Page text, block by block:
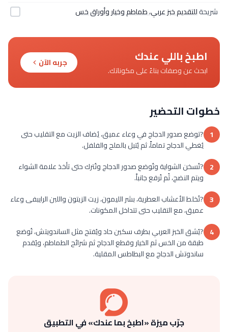
شريحةللتقديم خبز عربي، طماطم وخيار وأوراق خس
اطبخ باللي عندك
ابحث عن وصفات بناءً على مكوناتك.
جربه الآن
خطوات التحضير
1 ?توضع صدور الدجاج في وعاء عميق، يُضاف الزيت مع التقليب حتى
يُغطي الدجاج تماماً، ثم يُتبل بالملح والفلفل.
2 ?تُسخن الشواية وتُوضع صدور الدجاج وتُترك حتى تأخذ علامة الشواء
ويتم النضج، ثُم تُرفع جانباً.
3 ?تُخلط الأعشاب العطرية، بشر الليمون، زيت الزيتون واللبن الرايبفى وعاء
عميق، مع التقليب حتى تتداخل المكونات.
4 ?يُشق الخبز العربي بطرف سكين حاد ويُفتح مثل الساندويتش، تُوضع
طبقة من الخس ثم الخيار وقطع الدجاج ثم شرائح الطماطم، ويُقدم
ساندوتش الدجاج مع البطاطس المقلية.
جرّب ميزة «اطبخ بما عندك» في التطبيق